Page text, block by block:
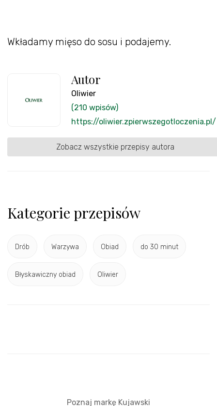
Wkładamy mięso do sosu i podajemy.
Autor
Oliwier
(210 wpisów)
https://oliwier.zpierwszegotloczenia.pl/
Zobacz wszystkie przepisy autora
Kategorie przepisów
Drób Warzywa Obiad do 30 minut
Błyskawiczny obiad Oliwier
Poznaj markę Kujawski